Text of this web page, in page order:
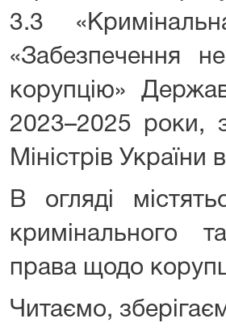
3.3
«Забезпечення
корупцію»
2023–2025 роки,
Міністрів
В огляді
кримінального
права щодо
Читаємо,